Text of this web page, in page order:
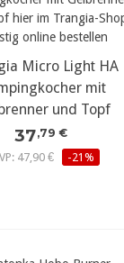
Micro Light HA
mit
und Topf
37,79 €
47,90 €
-21%